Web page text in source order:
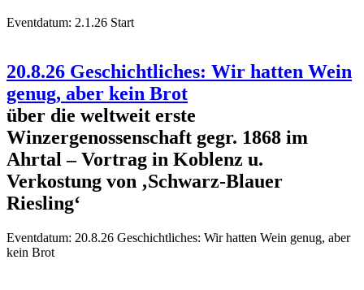
Eventdatum: 2.1.26 Start
20.8.26 Geschichtliches: Wir hatten Wein
genug, aber kein Brot
über die weltweit erste
Winzergenossenschaft gegr. 1868 im
Ahrtal – Vortrag in Koblenz u.
Verkostung von ‚Schwarz-Blauer
Riesling‘
Eventdatum: 20.8.26 Geschichtliches: Wir hatten Wein genug, aber
kein Brot